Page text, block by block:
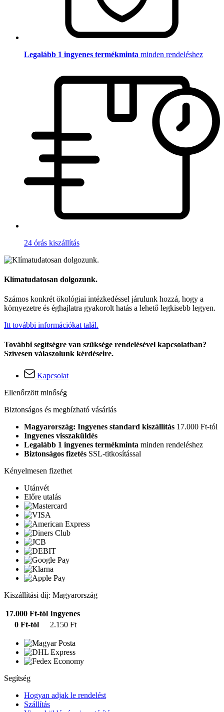
Legalább 1 ingyenes termékminta minden rendeléshez
24 órás kiszállítás
Klímatudatosan dolgozunk.
Számos konkrét ökológiai intézkedéssel járulunk hozzá, hogy a
környezetre és éghajlatra gyakorolt hatás a lehető legkisebb legyen.
Itt további információkat talál.
További segítségre van szüksége rendelésével kapcsolatban?
Szívesen válaszolunk kérdéseire.
Kapcsolat
Ellenőrzött minőség
Biztonságos és megbízható vásárlás
Magyarország: Ingyenes standard kiszállítás 17.000 Ft-tól
Ingyenes visszaküldés
Legalább 1 ingyenes termékminta minden rendeléshez
Biztonságos fizetés SSL-titkosítással
Kényelmesen fizethet
Utánvét
Előre utalás
Kiszállítási díj: Magyarország
17.000 Ft-tól Ingyenes
0 Ft-tól
2.150 Ft
Segítség
Hogyan adjak le rendelést
Szállítás